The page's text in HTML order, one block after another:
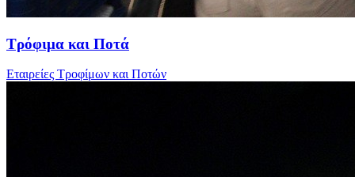
Τρόφιμα και Ποτά
Εταιρείες Τροφίμων και Ποτών